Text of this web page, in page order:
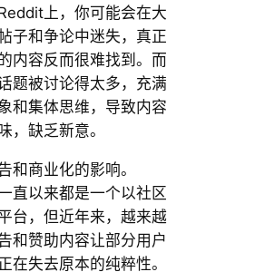
上，你可能会在大
子和争论中迷失，真正
内容反而很难找到。而
题被讨论得太多，充满
和集体思维，导致内容
，缺乏新意。
和商业化的影响。
直以来都是一个以社区
台，但近年来，越来越
和赞助内容让部分用户
在失去原本的纯粹性。